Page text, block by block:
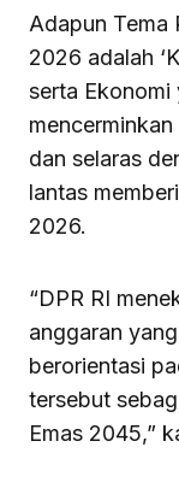
Adapun Tema
2026 adalah
serta Ekonomi
dan selaras
lantas
2026.
“DPR RI
anggaran
berorientasi
tersebut
Emas 2045,”